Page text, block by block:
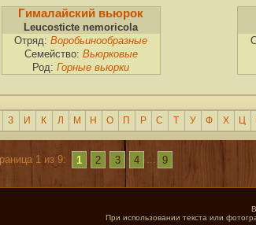
Гималайский вьюрок
Leucosticte nemoricola
Отряд: Воробьинообразные
Семейство: Вьюрковые
Род: Горные вьюрки
З И К Л М Н О П Р С Т У Ф Х Ц
1 из 9: 1 2 3 4 ... 9
При использовании текста или